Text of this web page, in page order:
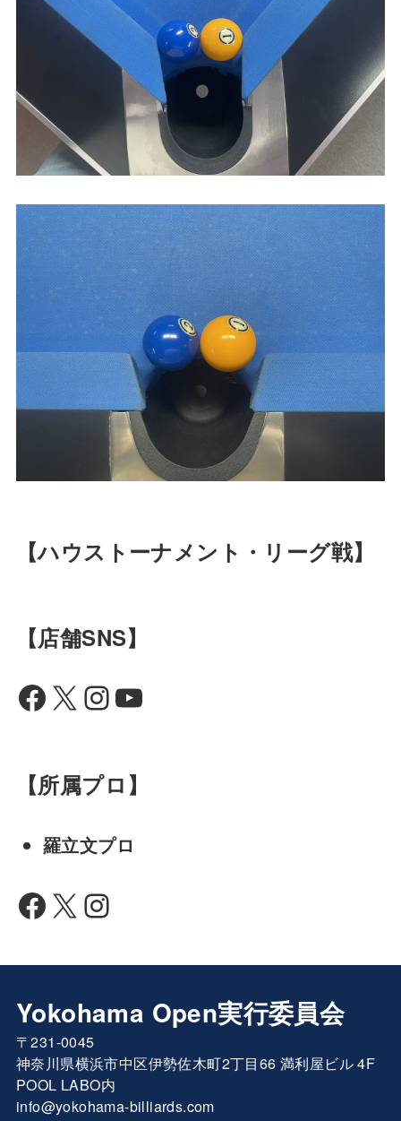
【ハウストーナメント・リーグ戦】
【店舗SNS】
Facebook
X Instagram
YouTube
【所属プロ】
羅立文プロ
Facebook
X Instagram
Yokohama Open実行委員会
〒231-0045
神奈川県横浜市中区伊勢佐木町2丁目66 満利屋ビル 4F
POOL LABO内
info@yokohama-billiards.com